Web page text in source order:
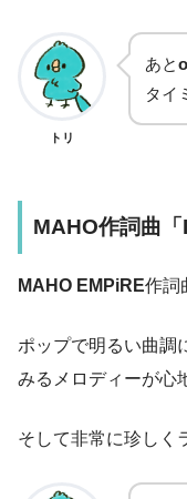
トリ
あと
タイ
MAHO作詞曲
MAHO EMPiRE作詞
ポップで明るい曲調
みるメロディーが心
そして非常に珍しく